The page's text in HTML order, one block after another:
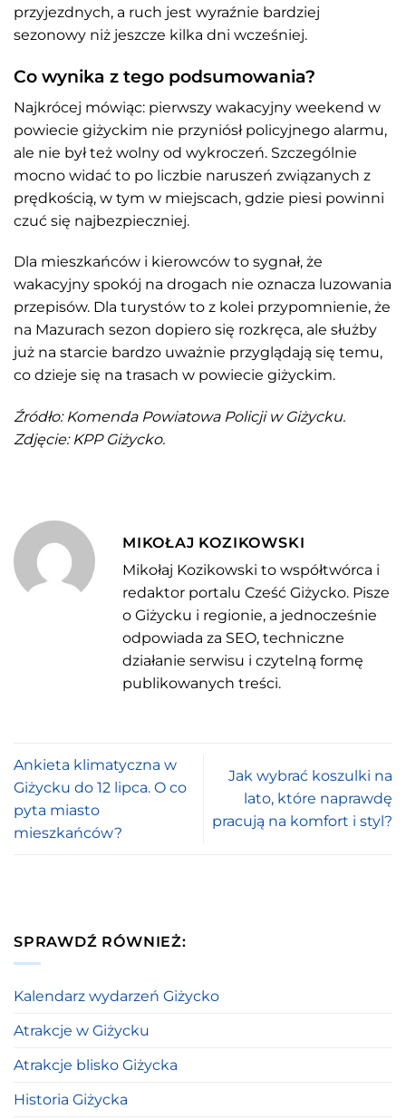
przyjezdnych, a ruch jest wyraźnie bardziej
sezonowy niż jeszcze kilka dni wcześniej.
Co wynika z tego podsumowania?
Najkrócej mówiąc: pierwszy wakacyjny weekend w
powiecie giżyckim nie przyniósł policyjnego alarmu,
ale nie był też wolny od wykroczeń. Szczególnie
mocno widać to po liczbie naruszeń związanych z
prędkością, w tym w miejscach, gdzie piesi powinni
czuć się najbezpieczniej.
Dla mieszkańców i kierowców to sygnał, że
wakacyjny spokój na drogach nie oznacza luzowania
przepisów. Dla turystów to z kolei przypomnienie, że
na Mazurach sezon dopiero się rozkręca, ale służby
już na starcie bardzo uważnie przyglądają się temu,
co dzieje się na trasach w powiecie giżyckim.
Źródło: Komenda Powiatowa Policji w Giżycku.
Zdjęcie: KPP Giżycko.
MIKOŁAJ KOZIKOWSKI
Mikołaj Kozikowski to współtwórca i
redaktor portalu Cześć Giżycko. Pisze
o Giżycku i regionie, a jednocześnie
odpowiada za SEO, techniczne
działanie serwisu i czytelną formę
publikowanych treści.
Ankieta klimatyczna w
Giżycku do 12 lipca. O co
pyta miasto
mieszkańców?
Jak wybrać koszulki na
lato, które naprawdę
pracują na komfort i styl?
SPRAWDŹ RÓWNIEŻ:
Kalendarz wydarzeń Giżycko
Atrakcje w Giżycku
Atrakcje blisko Giżycka
Historia Giżycka